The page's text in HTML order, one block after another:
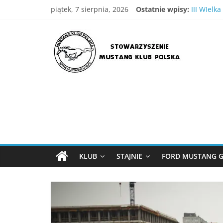
piątek, 7 sierpnia, 2026 Ostatnie wpisy: III
IV
XVIII
Wielka
Stowarzyszenie
Mustang
Strona
Stowarzyszenia
Mustang
Klub
MKP
KLUB STAJNIE FORD MUSTANG